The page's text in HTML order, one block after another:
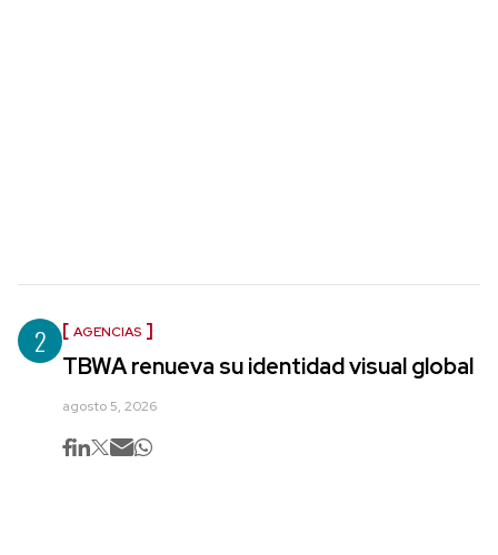
2 AGENCIAS
TBWA renueva su identidad visual global
agosto 5, 2026